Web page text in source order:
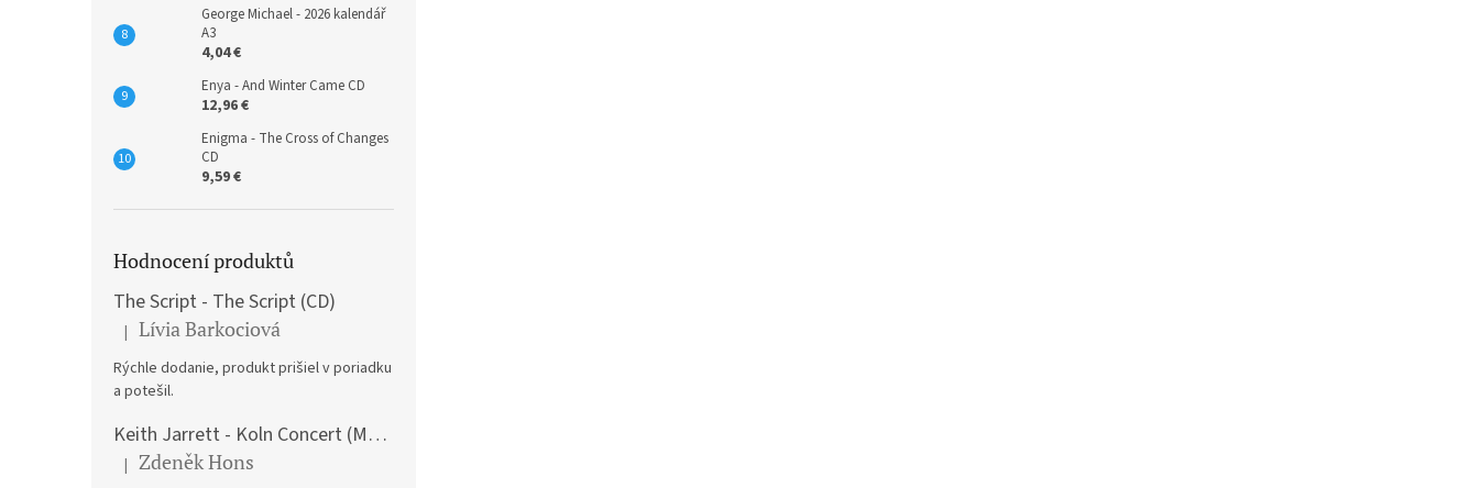
George Michael - 2026 kalendář
A3
4,04 €
Enya - And Winter Came CD
12,96 €
Enigma - The Cross of Changes
CD
9,59 €
Hodnocení produktů
The Script - The Script (CD)
The product rating is 5 out of 5 stars.
| Lívia Barkociová
Rýchle dodanie, produkt prišiel v poriadku
a potešil.
Keith Jarrett - Koln Concert (Music CD)
The product rating is 5 out of 5 stars.
| Zdeněk Hons